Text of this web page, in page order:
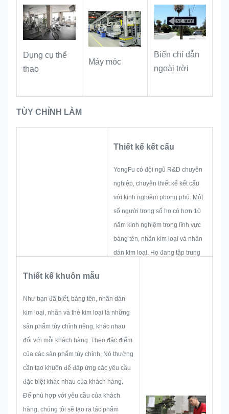
Dụng cụ thể
thao
Máy móc
Biển chỉ dẫn
ngoài trời
TÙY CHỈNH LÀM
Thiết kế kết cấu
YongFu có đội ngũ R&D chuyên
nghiệp, chuyên thiết kế kết cấu
với kinh nghiệm phong phú. Một
số người trong số họ có hơn 10
năm kinh nghiệm trong lĩnh vực
bảng tên, nhãn kim loại và nhãn
dán kim loại. Họ đang tập trung
bảo nó đủ làm hài lòng khách
Khi bắt đầu phát triển bảng tên,
trước tất cả các khả năng xảy ra
Thiết kế khuôn mẫu
Như bạn đã biết, bảng tên, nhãn dán
kim loại, nhãn và thẻ kim loại là những
sản phẩm tùy chỉnh riêng, khác nhau
đối với mỗi khách hàng. Theo đặc điểm
của các sản phẩm tùy chỉnh, Nó thường
cần tạo khuôn để đáp ứng các yêu cầu
đặc biệt khác nhau của khách hàng.
Để phù hợp với yêu cầu của khách
hàng, chúng tôi sẽ tạo ra tác phẩm